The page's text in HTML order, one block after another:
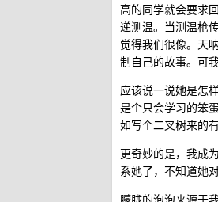
高的同学就会要求
递测温。当测温枪
觉得我们很像。天
制自己的故事。可
应该说一说她是怎
是个只会学习的笨
如写个二叉树来的
更奇妙的是，我成
系她了，不知道她
朦胧的泡泡来源于